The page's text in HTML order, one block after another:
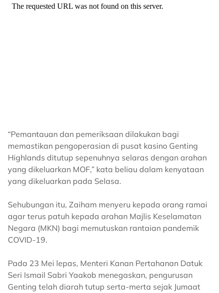
“Pemantauan dan pemeriksaan dilakukan bagi
memastikan pengoperasian di pusat kasino Genting
Highlands ditutup sepenuhnya selaras dengan arahan
yang dikeluarkan MOF,” kata beliau dalam kenyataan
yang dikeluarkan pada Selasa.
Sehubungan itu, Zaiham menyeru kepada orang ramai
agar terus patuh kepada arahan Majlis Keselamatan
Negara (MKN) bagi memutuskan rantaian pandemik
COVID-19.
Pada 23 Mei lepas, Menteri Kanan Pertahanan Datuk
Seri Ismail Sabri Yaakob menegaskan, pengurusan
Genting telah diarah tutup serta-merta sejak Jumaat